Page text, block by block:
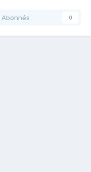
Abonnés 0